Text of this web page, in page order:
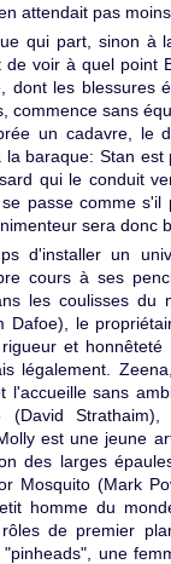
attendait pas
qui part, sinon à
de voir à quel point
dont les blessures
commence sans
un cadavre, le
baraque: Stan
qui le conduit
passe comme
sera donc
d'installer un
cours à ses
les coulisses
Dafoe), le
et
légalement.
l'accueille sans
(David
est une jeune
des larges
Mosquito (Mark
homme du
de premier
une